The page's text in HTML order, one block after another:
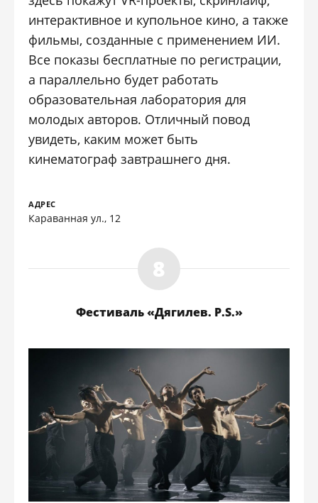
интерактивное и купольное кино, а также
фильмы, созданные с применением ИИ.
Все показы бесплатные по регистрации,
а параллельно будет работать
образовательная лаборатория для
молодых авторов. Отличный повод
увидеть, каким может быть
кинематограф завтрашнего дня.
АДРЕС
Караванная ул., 12
Фестиваль «Дягилев. P.S.»